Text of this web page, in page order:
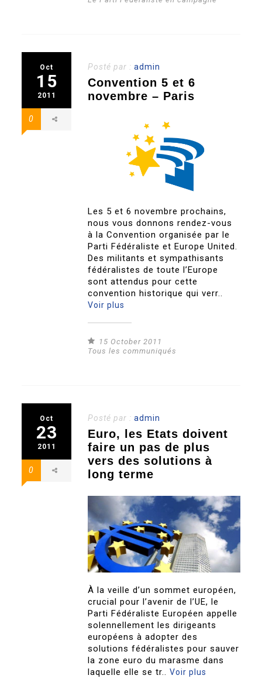
Oct
15
2011
0
Posté par :admin
Convention 5 et 6
novembre – Paris
Les 5 et 6 novembre prochains,
nous vous donnons rendez-vous
à la Convention organisée par le
Parti Fédéraliste et Europe United.
Des militants et sympathisants
fédéralistes de toute l’Europe
sont attendus pour cette
convention historique qui verr..
Voir plus
15 October 2011
Tous les communiqués
Oct
23
2011
0
Posté par :admin
Euro, les Etats doivent
faire un pas de plus
vers des solutions à
long terme
À la veille d’un sommet européen,
crucial pour l’avenir de l’UE, le
Parti Fédéraliste Européen appelle
solennellement les dirigeants
européens à adopter des
solutions fédéralistes pour sauver
la zone euro du marasme dans
laquelle elle se tr..Voir plus